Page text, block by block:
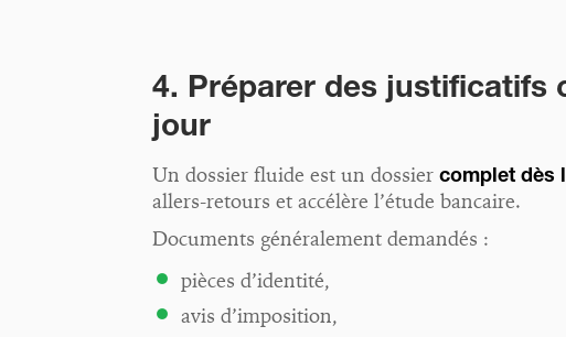
4. Préparer des justificatifs
jour
Un dossier fluide est un dossier complet dès
allers-retours et accélère l’étude bancaire.
Documents généralement demandés :
pièces d’identité,
avis d’imposition,